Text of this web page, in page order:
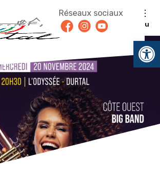
Menu
Réseaux sociaux
FacebookInstagram
Youtube